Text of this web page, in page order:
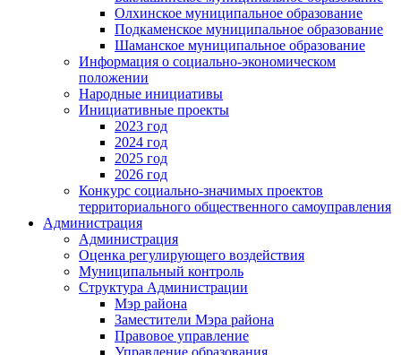
Олхинское муниципальное образование
Подкаменское муниципальное образование
Шаманское муниципальное образование
Информация о социально-экономическом
положении
Народные инициативы
Инициативные проекты
2023 год
2024 год
2025 год
2026 год
Конкурс социально-значимых проектов
территориального общественного самоуправления
Администрация
Администрация
Оценка регулирующего воздействия
Муниципальный контроль
Структура Администрации
Мэр района
Заместители Мэра района
Правовое управление
Управление образования